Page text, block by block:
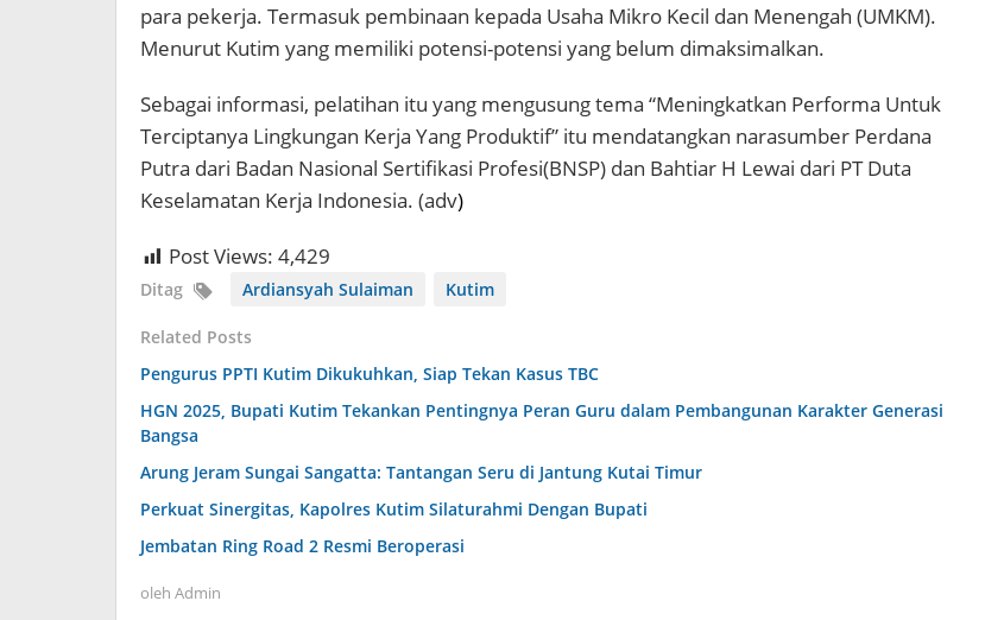
para pekerja. Termasuk pembinaan kepada Usaha Mikro Kecil dan Menengah (UMKM).
Menurut Kutim yang memiliki potensi-potensi yang belum dimaksimalkan.
Sebagai informasi, pelatihan itu yang mengusung tema “Meningkatkan Performa Untuk
Terciptanya Lingkungan Kerja Yang Produktif” itu mendatangkan narasumber Perdana
Putra dari Badan Nasional Sertifikasi Profesi(BNSP) dan Bahtiar H Lewai dari PT Duta
Keselamatan Kerja Indonesia. (adv)
Post Views: 4,429
Ditag Ardiansyah Sulaiman Kutim
Related Posts
Pengurus PPTI Kutim Dikukuhkan, Siap Tekan Kasus TBC
HGN 2025, Bupati Kutim Tekankan Pentingnya Peran Guru dalam Pembangunan Karakter Generasi
Bangsa
Arung Jeram Sungai Sangatta: Tantangan Seru di Jantung Kutai Timur
Perkuat Sinergitas, Kapolres Kutim Silaturahmi Dengan Bupati
Jembatan Ring Road 2 Resmi Beroperasi
oleh Admin